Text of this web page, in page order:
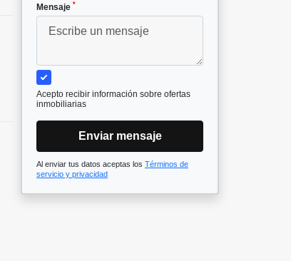
Mensaje *
Acepto recibir información sobre ofertas
inmobiliarias
Enviar mensaje
Al enviar tus datos aceptas los Términos de
servicio y privacidad